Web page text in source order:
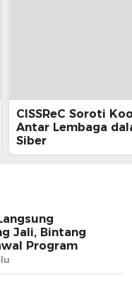
CISSReC Soroti
Antar Lembaga
Siber
Jali, Bintang
Program